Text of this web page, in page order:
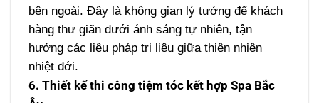
bên ngoài. Đây là không gian lý tưởng để khách
hàng thư giãn dưới ánh sáng tự nhiên, tận
hưởng các liệu pháp trị liệu giữa thiên nhiên
nhiệt đới.
6. Thiết kế thi công tiệm tóc kết hợp Spa Bắc